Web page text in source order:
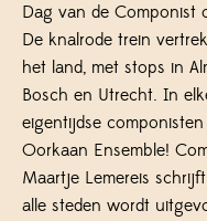
Dag van de Componist
De knalrode trein
het land, met stops in
Bosch en Utrecht. In
eigentijdse
Oorkaan Ensemble!
Maartje Lemereis
alle steden wordt